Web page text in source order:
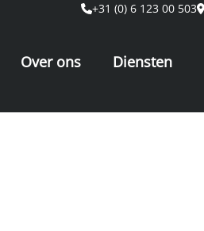
+31 (0) 6 123 00 503
Over ons Diensten